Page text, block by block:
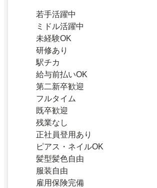
若手活躍中
ミドル活躍中
未経験OK
研修あり
駅チカ
給与前払いOK
第二新卒歓迎
フルタイム
既卒歓迎
残業なし
正社員登用あり
ピアス・ネイルOK
髪型髪色自由
服装自由
雇用保険完備